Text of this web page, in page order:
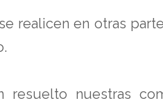
realicen en otras
nuestras